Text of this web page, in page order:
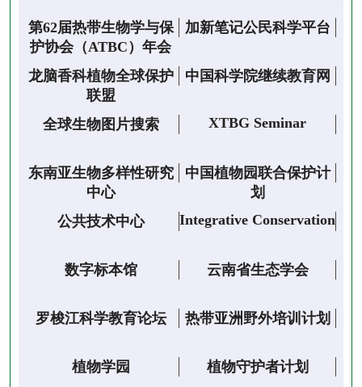
第62届热带生物学与保
护协会（ATBC）年会
加新笔记公民科学平台
龙脑香科植物全球保护
联盟
中国科学院继续教育网
全球生物图片搜索 XTBG Seminar
东南亚生物多样性研究
中心
中国植物园联合保护计
划
公共技术中心
Integrative Conservation
数字标本馆 云南省生态学会
罗梭江科学教育论坛 热带亚洲野外培训计划
植物学园 植物守护者计划